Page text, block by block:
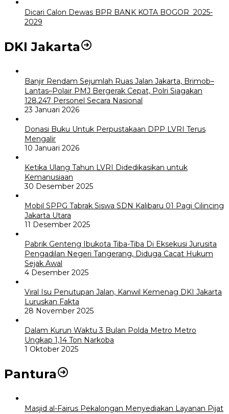
Dicari Calon Dewas BPR BANK KOTA BOGOR 2025-
2029
DKI Jakarta
Banjir Rendam Sejumlah Ruas Jalan Jakarta, Brimob–
Lantas–Polair PMJ Bergerak Cepat, Polri Siagakan
128.247 Personel Secara Nasional
23 Januari 2026
Donasi Buku Untuk Perpustakaan DPP LVRI Terus
Mengalir
10 Januari 2026
Ketika Ulang Tahun LVRI Didedikasikan untuk
Kemanusiaan
30 Desember 2025
Mobil SPPG Tabrak Siswa SDN Kalibaru 01 Pagi Cilincing
Jakarta Utara
11 Desember 2025
Pabrik Genteng Ibukota Tiba-Tiba Di Eksekusi Jurusita
Pengadilan Negeri Tangerang, Diduga Cacat Hukum
Sejak Awal
4 Desember 2025
Viral Isu Penutupan Jalan, Kanwil Kemenag DKI Jakarta
Luruskan Fakta
28 November 2025
Dalam Kurun Waktu 3 Bulan Polda Metro Metro
Ungkap 1,14 Ton Narkoba
1 Oktober 2025
Pantura
Masjid al-Fairus Pekalongan Menyediakan Layanan Pijat